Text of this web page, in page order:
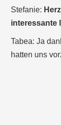
Stefanie:
interessante
Tabea: Ja
hatten uns